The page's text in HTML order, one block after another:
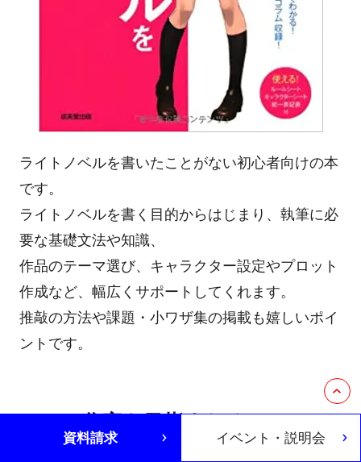
ライトノベルを書いたことがない初心者向けの本
です。
ライトノベルを書く目的からはじまり、執筆に必
要な基礎文法や知識、
作品のテーマ選び、キャラクター設定やプロット
作成など、幅広くサポートしてくれます。
推敲の方法や課題・小ワザ集の掲載も嬉しいポイ
ントです。
ラノベ作家を目指すためには
資料請求 イベント・説明会